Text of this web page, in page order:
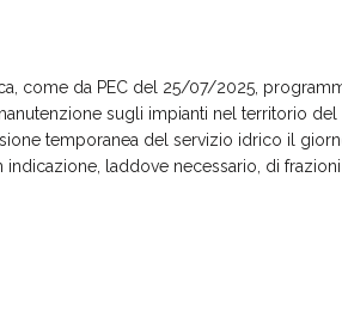
come da PEC del 25/07/2025,
sugli impianti nel territorio del
temporanea del servizio idrico il
laddove necessario, di